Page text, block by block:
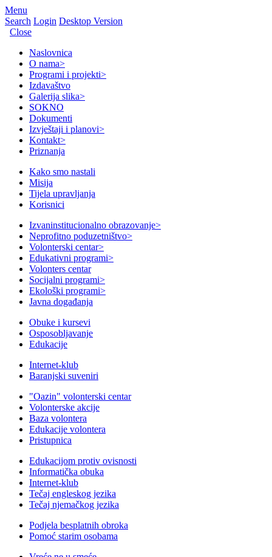
Menu
Search Login Desktop Version
Close
Naslovnica
O nama>
Programi i projekti>
Izdavaštvo
Galerija slika>
SOKNO
Dokumenti
Izvještaji i planovi>
Kontakt>
Priznanja
Kako smo nastali
Misija
Tijela upravljanja
Korisnici
Izvaninstitucionalno obrazovanje>
Neprofitno poduzetništvo>
Volonterski centar>
Edukativni programi>
Volonters centar
Socijalni programi>
Ekološki programi>
Javna događanja
Obuke i kursevi
Osposobljavanje
Edukacije
Internet-klub
Baranjski suveniri
"Oazin" volonterski centar
Volonterske akcije
Baza volontera
Edukacije volontera
Pristupnica
Edukacijom protiv ovisnosti
Informatička obuka
Internet-klub
Tečaj engleskog jezika
Tečaj njemačkog jezika
Podjela besplatnih obroka
Pomoć starim osobama